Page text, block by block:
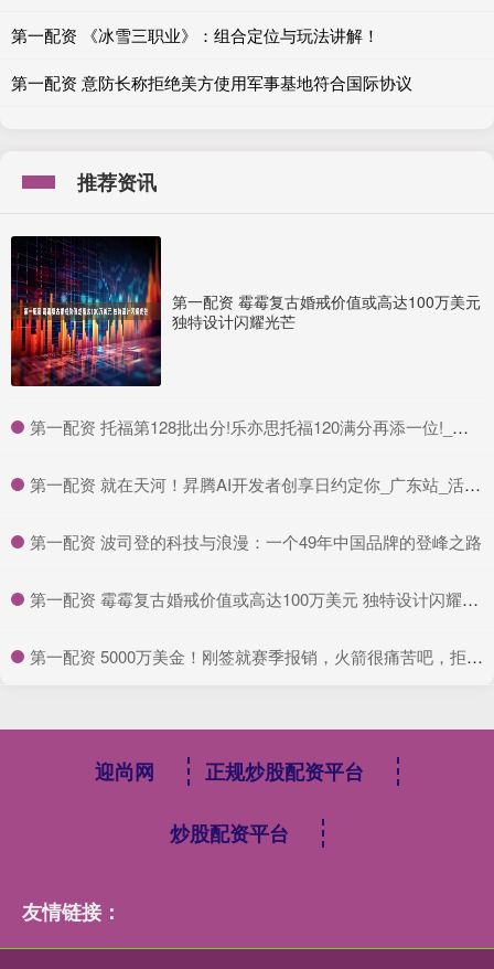
第一配资 《冰雪三职业》：组合定位与玩法讲解！
第一配资 意防长称拒绝美方使用军事基地符合国际协议
推荐资讯
第一配资 霉霉复古婚戒价值或高达100万美元
独特设计闪耀光芒
​第一配资 托福第128批出分!乐亦思托福120满分再添一位!_成绩_同学_最高分
​第一配资 就在天河！昇腾AI开发者创享日约定你_广东站_活动_优惠
​第一配资 波司登的科技与浪漫：一个49年中国品牌的登峰之路
​第一配资 霉霉复古婚戒价值或高达100万美元 独特设计闪耀光芒
​第一配资 5000万美金！刚签就赛季报销，火箭很痛苦吧，拒绝哈登成了败笔
迎尚网 正规炒股配资平台
炒股配资平台
友情链接：